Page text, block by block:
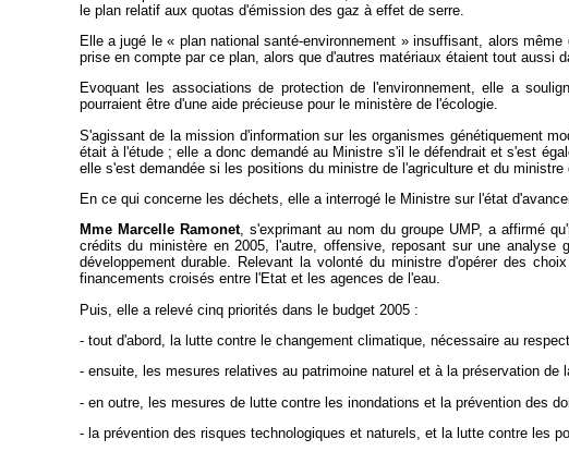
le plan relatif aux quotas d'émission des gaz à effet de serre.
Elle a jugé le « plan national santé-environnement » insuffisant, alors
prise en compte par ce plan, alors que d'autres matériaux étaient tout aussi
Evoquant les associations de protection de l'environnement, elle a
pourraient être d'une aide précieuse pour le ministère de l'écologie.
S'agissant de la mission d'information sur les organismes génétiquement
était à l'étude ; elle a donc demandé au Ministre s'il le défendrait et s'est
elle s'est demandée si les positions du ministre de l'agriculture et du ministre
En ce qui concerne les déchets, elle a interrogé le Ministre sur l'état
Mme Marcelle Ramonet, s'exprimant au nom du groupe UMP, a affirmé
crédits du ministère en 2005, l'autre, offensive, reposant sur une
développement durable. Relevant la volonté du ministre d'opérer des
financements croisés entre l'Etat et les agences de l'eau.
Puis, elle a relevé cinq priorités dans le budget 2005 :
- tout d'abord, la lutte contre le changement climatique, nécessaire au
- ensuite, les mesures relatives au patrimoine naturel et à la préservation
- en outre, les mesures de lutte contre les inondations et la prévention des
- la prévention des risques technologiques et naturels, et la lutte contre les